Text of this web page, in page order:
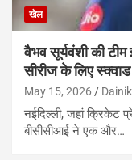
खेल
वैभव सूर्यवंशी की टीम
सीरीज के लिए
May 15, 2026
नईदिल्ली, जहां क्रिकेट
बीसीसीआई ने एक और…